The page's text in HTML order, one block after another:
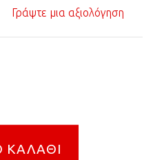
Γράψτε μια αξιολόγηση
ΚΑΛΆΘΙ